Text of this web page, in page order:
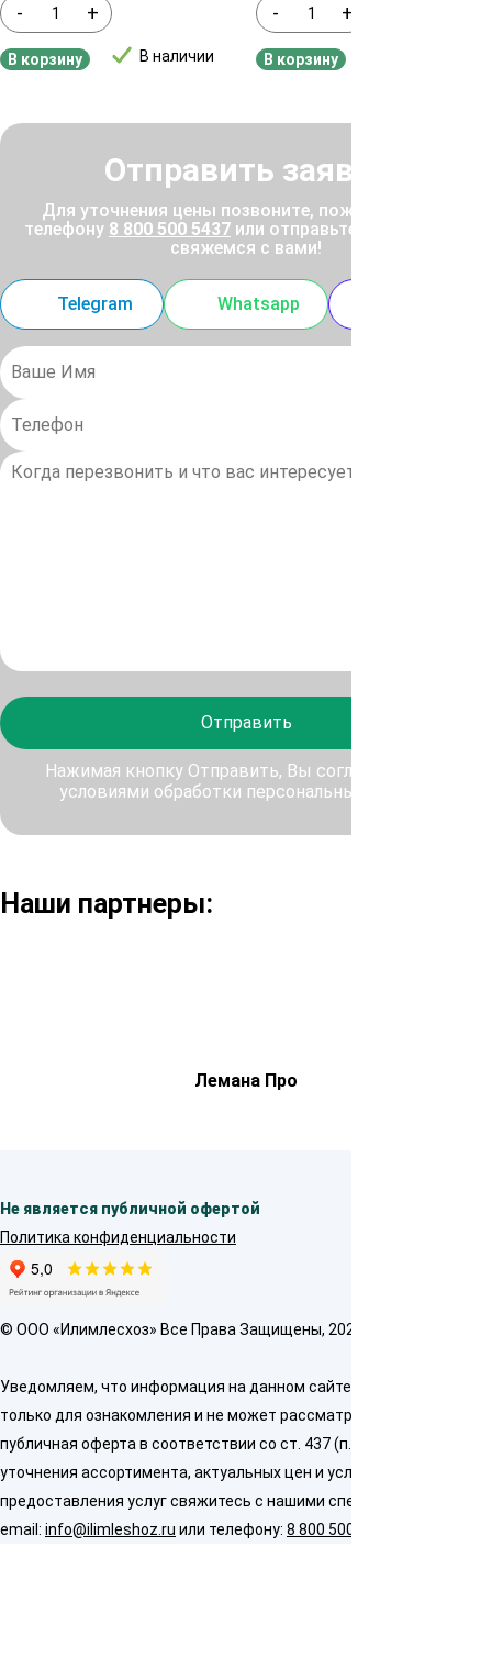
- +
В наличии
В корзину
- +
В корзину
Отправить заявку
Для уточнения цены позвоните, пожалуйста, по
телефону 8 800 500 5437 или отправьте заявку, и мы
свяжемся с вами!
Telegram Whatsapp
Отправить
Нажимая кнопку Отправить, Вы соглашаетесь с
условиями обработки персональных данных
Наши партнеры:
Лемана Про
Не является публичной офертой
Политика конфиденциальности
© OOO «Илимлесхоз» Все Права Защищены, 2026
Уведомляем, что информация на данном сайте предназначена
только для ознакомления и не может рассматриваться как
публичная оферта в соответствии со ст. 437 (п. 2) ГК РФ. Для
уточнения ассортимента, актуальных цен и условий
предоставления услуг свяжитесь с нашими специалистами по
email: info@ilimleshoz.ru или телефону: 8 800 500 5437